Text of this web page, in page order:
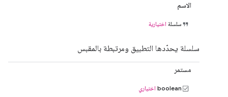
الاسم
سلسلة اختيارية
سلسلة يحدّدها التطبيق ومرتبطة بالمقبس
مستمر
boolean اختياري